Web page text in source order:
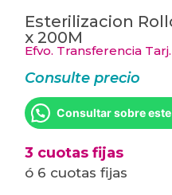
Esterilizacion
x 200M
Efvo. Transferencia
Consulte precio
Consultar sobre
3 cuotas fijas
ó 6 cuotas fijas